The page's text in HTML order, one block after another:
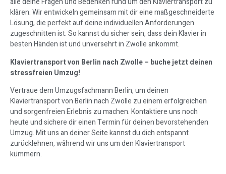
klären. Wir entwickeln gemeinsam mit dir eine maßgeschneiderte
Lösung, die perfekt auf deine individuellen Anforderungen
zugeschnitten ist. So kannst du sicher sein, dass dein Klavier in
besten Händen ist und unversehrt in Zwolle ankommt.
Klaviertransport von Berlin nach Zwolle – buche jetzt deinen
stressfreien Umzug!
Vertraue dem Umzugsfachmann Berlin, um deinen
Klaviertransport von Berlin nach Zwolle zu einem erfolgreichen
und sorgenfreien Erlebnis zu machen. Kontaktiere uns noch
heute und sichere dir einen Termin für deinen bevorstehenden
Umzug. Mit uns an deiner Seite kannst du dich entspannt
zurücklehnen, während wir uns um den Klaviertransport
kümmern.